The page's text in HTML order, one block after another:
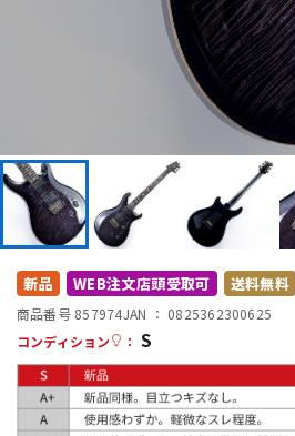
DTM オンライン納品
配信/ライブ機器
中古
新品 WEB注文店頭受取可 送料無料
商品番号 857974JAN ： 0825362300625
コンディション
： S